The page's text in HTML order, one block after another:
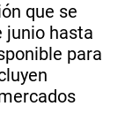
que se
junio hasta
para